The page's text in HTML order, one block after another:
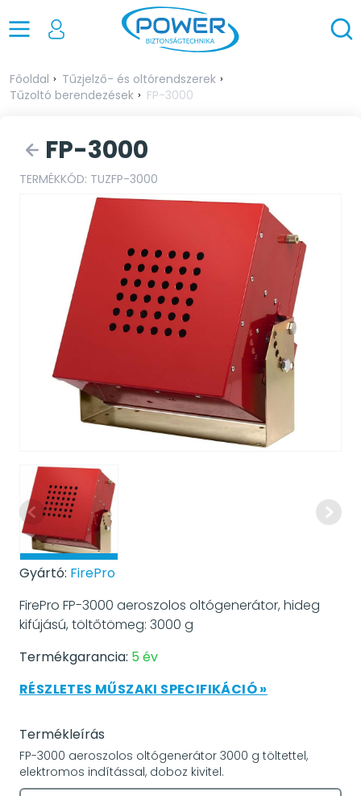
Főoldal
Tűzjelző- és oltórendszerek
Tűzoltó berendezések
FP-3000
FP-3000
TERMÉKKÓD: TUZFP-3000
Gyártó: FirePro
FirePro FP-3000 aeroszolos oltógenerátor, hideg
kifújású, töltőtömeg: 3000 g
Termékgarancia: 5 év
RÉSZLETES MŰSZAKI SPECIFIKÁCIÓ »
Termékleírás
FP-3000 aeroszolos oltógenerátor 3000 g töltettel,
elektromos indítással, doboz kivitel.